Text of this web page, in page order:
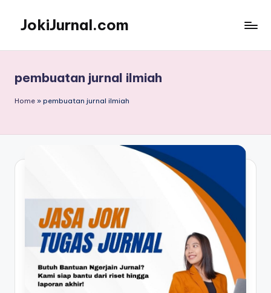
content
JokiJurnal.com
Publikasi
Jurnal
pembuatan jurnal ilmiah
Home » pembuatan jurnal ilmiah